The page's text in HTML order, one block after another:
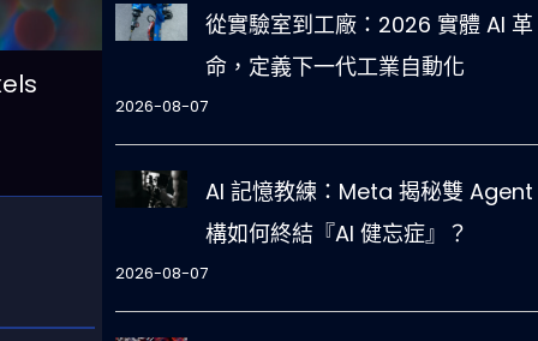
從實驗室到工廠：2026 實體 AI 革
命，定義下一代工業自動化
2026-08-07
AI 記憶教練：Meta 揭秘雙 Agent
構如何終結『AI 健忘症』？
2026-08-07